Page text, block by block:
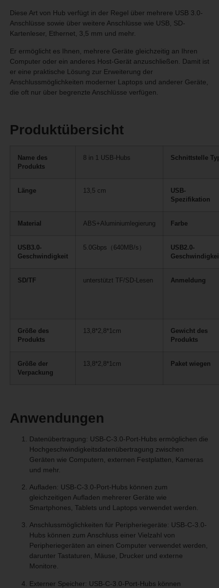
Diese Art von Hub verfügt in der Regel über mehrere USB 3.0-
Anschlüsse sowie über weitere Anschlüsse wie USB, SD-
Kartenleser, Ethernet, 3,5 mm und mehr.
Er ermöglicht es Ihnen, mehrere Geräte gleichzeitig an Ihren
Computer oder ein anderes Host-Gerät anzuschließen. Damit ist
er eine praktische Lösung zur Erweiterung der
Anschlussmöglichkeiten moderner Laptops und anderer Geräte,
die oft nur über begrenzte Anschlüsse verfügen.
Produktübersicht
Name des
Produkts
8 in 1 USB-Hubs Schnittstelle
Länge 13,5 cm
USB-
Spezifikation
Material ABS+Aluminiumlegierung Farbe
USB3.0-
Geschwindigkeit
5.0Gbps（640MB/s）
USB2.0-
SD/TF unterstützt TF/SD-Lesen Anmeldung
Größe des
Produkts
13,8*2,8*1cm
Gewicht des
Produkts
Größe der
Verpackung
13,8*2,8*1cm Paket wiegen
Anwendungen
Datenübertragung: USB-C-3.0-Port-Hubs ermöglichen die
Hochgeschwindigkeitsdatenübertragung zwischen
Geräten wie Computern, externen Festplatten, Kameras
und mehr.
Aufladen: USB-C-3.0-Port-Hubs können zum
gleichzeitigen Aufladen mehrerer Geräte wie
Smartphones, Tablets und Laptops verwendet werden.
Anschlussmöglichkeiten für Peripheriegeräte: USB-C-3.0-
Hubs können zum Anschluss einer Vielzahl von
Peripheriegeräten an einen Computer verwendet werden,
darunter Tastaturen, Mäuse, Drucker und externe
Monitore.
Externer Speicher: USB-C-3.0-Port-Hubs können